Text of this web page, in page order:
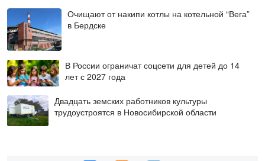
Очищают от накипи котлы на котельной “Вега”
в Бердске
В России ограничат соцсети для детей до 14
лет с 2027 года
Двадцать земских работников культуры
трудоустроятся в Новосибирской области